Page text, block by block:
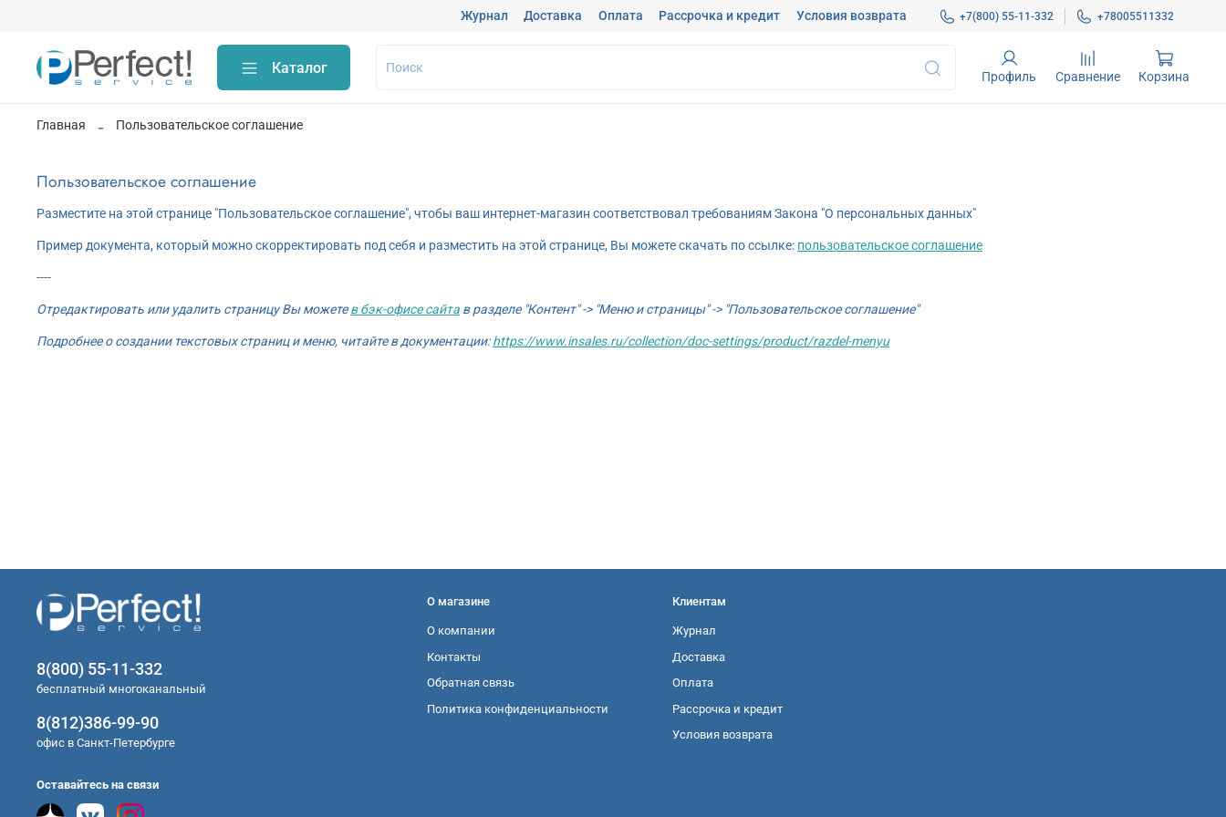
Журнал Доставка Оплата Рассрочка и кредит Условия возврата +7(800) 55-11-332 +78005511332
Каталог
Профиль Сравнение Корзина
Главная Пользовательское соглашение
Пользовательское соглашение
Разместите на этой странице "Пользовательское соглашение", чтобы ваш интернет-магазин соответствовал требованиям Закона "О персональных данных"
Пример документа, который можно скорректировать под себя и разместить на этой странице, Вы можете скачать по ссылке: пользовательское соглашение
----
Отредактировать или удалить страницу Вы можетев бэк-офисе сайта в разделе "Контент" -> "Меню и страницы" -> "Пользовательское соглашение"
Подробнее о создании текстовых страниц и меню, читайте в документации:https://www.insales.ru/collection/doc-settings/product/razdel-menyu
О магазине
О компании
Контакты
Обратная связь
Политика конфиденциальности
Клиентам
Журнал
Доставка
Оплата
Рассрочка и кредит
Условия возврата
8(800) 55-11-332
бесплатный многоканальный
8(812)386-99-90
офис в Санкт-Петербурге
Оставайтесь на связи